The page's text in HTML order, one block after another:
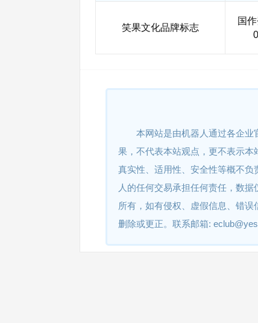
笑果文化品牌标志
国
本网站是由机器人通过各企
果，不代表本站观点，更不表示本
真实性、适用性、安全性等概不
人的任何交易承担任何责任，数
所有，如有侵权、虚假信息、错
删除或更正。联系邮箱: